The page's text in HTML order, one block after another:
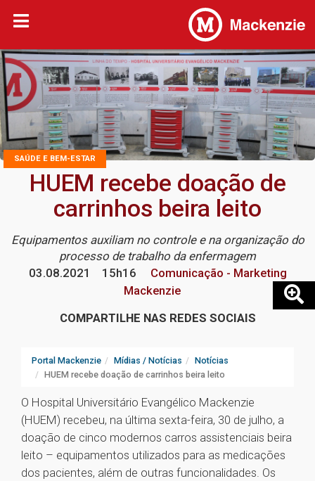
SAÚDE E BEM-ESTAR
HUEM recebe doação de
carrinhos beira leito
Equipamentos auxiliam no controle e na organização do
processo de trabalho da enfermagem
03.08.2021
15h16
Comunicação - Marketing
Mackenzie
COMPARTILHE NAS REDES SOCIAIS
Portal Mackenzie Mídias / Notícias
Notícias
HUEM recebe doação de carrinhos beira leito
O Hospital Universitário Evangélico Mackenzie
(HUEM) recebeu, na última sexta-feira, 30 de julho, a
doação de cinco modernos carros assistenciais beira
leito – equipamentos utilizados para as medicações
dos pacientes, além de outras funcionalidades. Os